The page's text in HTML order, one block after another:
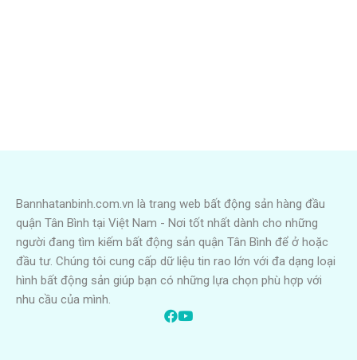
Bannhatanbinh.com.vn là trang web bất động sản hàng đầu
quận Tân Bình tại Việt Nam - Nơi tốt nhất dành cho những
người đang tìm kiếm bất động sản quận Tân Bình để ở hoặc
đầu tư. Chúng tôi cung cấp dữ liệu tin rao lớn với đa dạng loại
hình bất động sản giúp bạn có những lựa chọn phù hợp với
nhu cầu của mình.